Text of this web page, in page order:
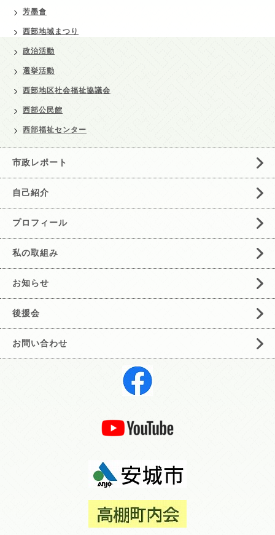
芳墨會
西部地域まつり
政治活動
選挙活動
西部地区社会福祉協議会
西部公民館
西部福祉センター
市政レポート
自己紹介
プロフィール
私の取組み
お知らせ
後援会
お問い合わせ